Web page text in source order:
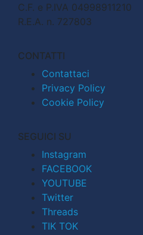
C.F. e P.IVA 04998911210
R.E.A. n. 727803
CONTATTI
Contattaci
Privacy Policy
Cookie Policy
SEGUICI SU
Instagram
FACEBOOK
YOUTUBE
Twitter
Threads
TIK TOK